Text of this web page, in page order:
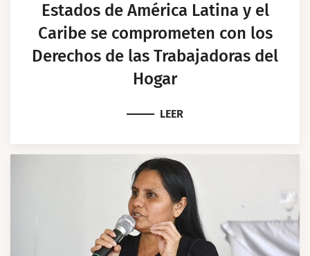
Estados de América Latina y el
Caribe se comprometen con los
Derechos de las Trabajadoras del
Hogar
LEER